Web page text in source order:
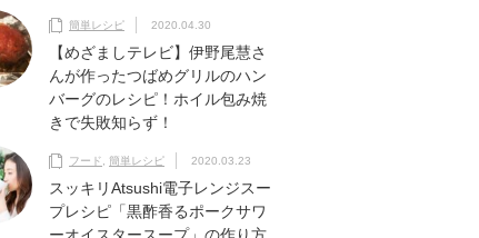
簡単レシピ 2020.04.30
【めざましテレビ】伊野尾慧さ
んが作ったつばめグリルのハン
バーグのレシピ！ホイル包み焼
きで失敗知らず！
フード 簡単レシピ 2020.03.23
スッキリAtsushi電子レンジスー
プレシピ「黒酢香るポークサワ